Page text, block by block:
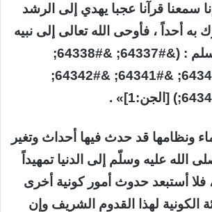
سمعنا قرآنا عجبا يهدي إلى الرشد
به أحداً ، فأوحى الله تعالى إلى نبيه
صلى الله عليه وسلم : (&#64337; &#64338;
&#64339; &#64340; &#64341; &#64342;
ونظامها قد حدث فيها أحداث وتغير
الله عليه وسلّم إلى الدنيا تمهيداً
فلا أستبعد حدوث أمور كونية أخرى
الكونية لهذا القدوم الشريف وإن